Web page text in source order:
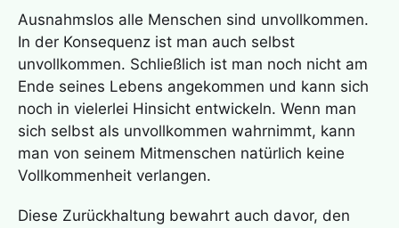
Ausnahmslos alle Menschen sind unvollkommen.
In der Konsequenz ist man auch selbst
unvollkommen. Schließlich ist man noch nicht am
Ende seines Lebens angekommen und kann sich
noch in vielerlei Hinsicht entwickeln. Wenn man
sich selbst als unvollkommen wahrnimmt, kann
man von seinem Mitmenschen natürlich keine
Vollkommenheit verlangen.
Diese Zurückhaltung bewahrt auch davor, den